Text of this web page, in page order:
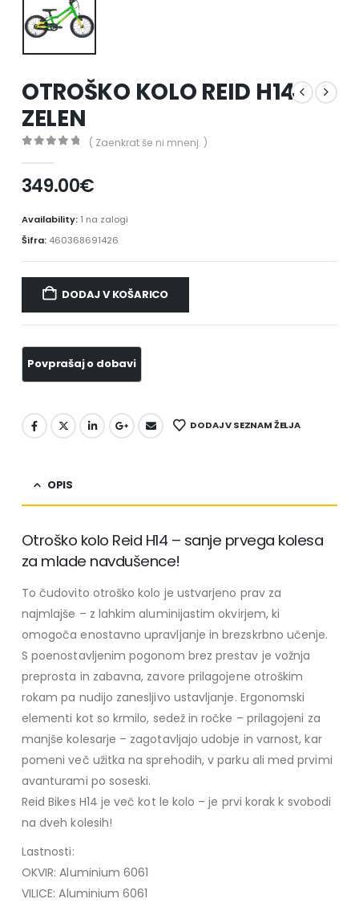
OTROŠKO KOLO REID H14
ZELEN
( Zaenkrat še ni mnenj. )
349.00€
Availability: 1 na zalogi
Šifra: 460368691426
DODAJ V KOŠARICO
DODAJ V SEZNAM ŽELJA
OPIS
Otroško kolo Reid H14 – sanje prvega kolesa
za mlade navdušence!
To čudovito otroško kolo je ustvarjeno prav za
najmlajše – z lahkim aluminijastim okvirjem, ki
omogoča enostavno upravljanje in brezskrbno učenje.
S poenostavljenim pogonom brez prestav je vožnja
preprosta in zabavna, zavore prilagojene otroškim
rokam pa nudijo zanesljivo ustavljanje. Ergonomski
elementi kot so krmilo, sedež in ročke – prilagojeni za
manjše kolesarje – zagotavljajo udobje in varnost, kar
pomeni več užitka na sprehodih, v parku ali med prvimi
avanturami po soseski.
Reid Bikes H14 je več kot le kolo – je prvi korak k svobodi
na dveh kolesih!
Lastnosti:
OKVIR: Aluminium 6061
VILICE: Aluminium 6061